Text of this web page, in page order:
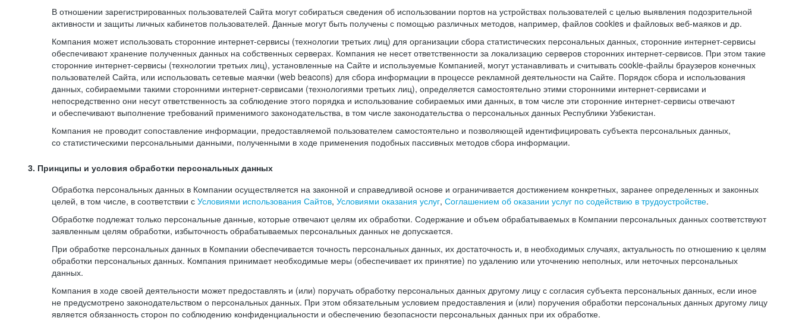
В отношении зарегистрированных пользователей Сайта могут собираться сведения об использовании портов на устройствах пользователей с целью выявления подозрительной
активности и защиты личных кабинетов пользователей. Данные могут быть получены с помощью различных методов, например, файлов cookies и файловых веб-маяков и др.
Компания может использовать сторонние интернет-сервисы (технологии третьих лиц) для организации сбора статистических персональных данных, сторонние интернет-сервисы
обеспечивают хранение полученных данных на собственных серверах. Компания не несет ответственности за локализацию серверов сторонних интернет-сервисов. При этом такие
сторонние интернет-сервисы (технологии третьих лиц), установленные на Сайте и используемые Компанией, могут устанавливать и считывать cookie-файлы браузеров конечных
пользователей Сайта, или использовать сетевые маячки (web beacons) для сбора информации в процессе рекламной деятельности на Сайте. Порядок сбора и использования
данных, собираемыми такими сторонними интернет-сервисами (технологиями третьих лиц), определяется самостоятельно этими сторонними интернет-сервисами и
непосредственно они несут ответственность за соблюдение этого порядка и использование собираемых ими данных, в том числе эти сторонние интернет-сервисы отвечают
и обеспечивают выполнение требований применимого законодательства, в том числе законодательства о персональных данных Республики Узбекистан.
Компания не проводит сопоставление информации, предоставляемой пользователем самостоятельно и позволяющей идентифицировать субъекта персональных данных,
со статистическими персональными данными, полученными в ходе применения подобных пассивных методов сбора информации.
3. Принципы и условия обработки персональных данных
Обработка персональных данных в Компании осуществляется на законной и справедливой основе и ограничивается достижением конкретных, заранее определенных и законных
целей, в том числе, в соответствии с Условиями использования Сайтов, Условиями оказания услуг, Соглашением об оказании услуг по содействию в трудоустройстве.
Обработке подлежат только персональные данные, которые отвечают целям их обработки. Содержание и объем обрабатываемых в Компании персональных данных соответствуют
заявленным целям обработки, избыточность обрабатываемых персональных данных не допускается.
При обработке персональных данных в Компании обеспечивается точность персональных данных, их достаточность и, в необходимых случаях, актуальность по отношению к целям
обработки персональных данных. Компания принимает необходимые меры (обеспечивает их принятие) по удалению или уточнению неполных, или неточных персональных
данных.
Компания в ходе своей деятельности может предоставлять и (или) поручать обработку персональных данных другому лицу с согласия субъекта персональных данных, если иное
не предусмотрено законодательством о персональных данных. При этом обязательным условием предоставления и (или) поручения обработки персональных данных другому лицу
является обязанность сторон по соблюдению конфиденциальности и обеспечению безопасности персональных данных при их обработке.